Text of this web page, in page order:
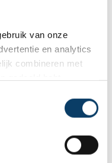
van onze
en analytics
combineren met
is de grootste